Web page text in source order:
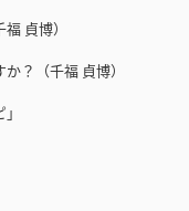
貞博）
？（千福 貞博）